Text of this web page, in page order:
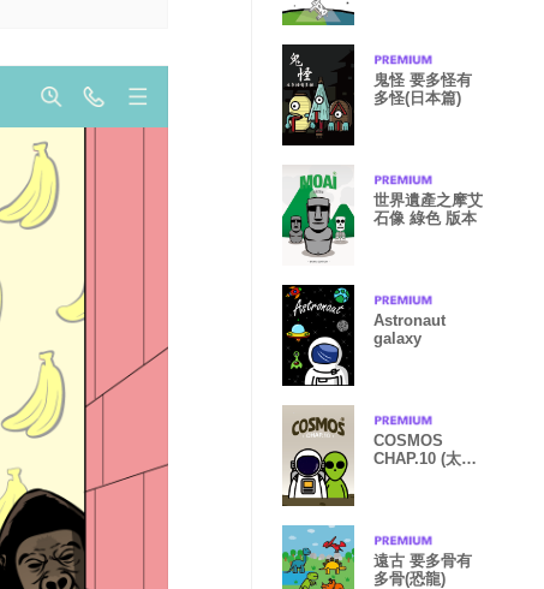
鬼怪 要多怪有
多怪(日本篇)
世界遺產之摩艾
石像 綠色 版本
Astronaut
galaxy
COSMOS
CHAP.10 (太空
遠古 要多骨有
多骨(恐龍)